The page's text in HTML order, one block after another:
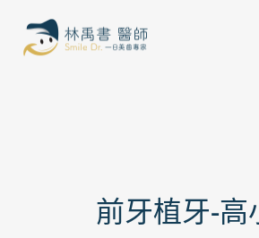
前牙植牙-高